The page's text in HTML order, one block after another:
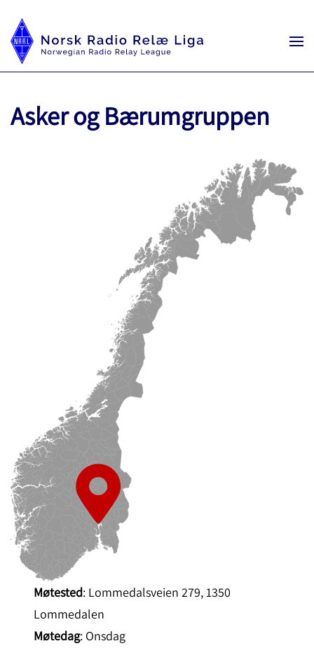
Asker og Bærumgruppen
Møtested: Lommedalsveien 279, 1350
Lommedalen
Møtedag: Onsdag